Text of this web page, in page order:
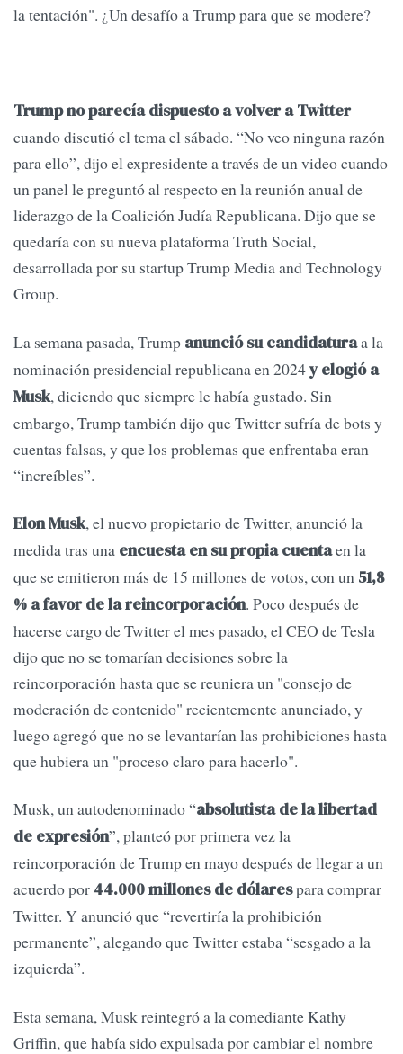
la tentación". ¿Un desafío a Trump para que se modere?
Trump no parecía dispuesto a volver a Twitter
cuando discutió el tema el sábado. “No veo ninguna razón
para ello”, dijo el expresidente a través de un video cuando
un panel le preguntó al respecto en la reunión anual de
liderazgo de la Coalición Judía Republicana. Dijo que se
quedaría con su nueva plataforma Truth Social,
desarrollada por su startup Trump Media and Technology
Group.
La semana pasada, Trump anunció su candidaturaa la
nominación presidencial republicana en 2024y elogió a
Musk, diciendo que siempre le había gustado. Sin
embargo, Trump también dijo que Twitter sufría de bots y
cuentas falsas, y que los problemas que enfrentaba eran
“increíbles”.
Elon Musk, el nuevo propietario de Twitter, anunció la
medida tras una encuesta en su propia cuentaen la
que se emitieron más de 15 millones de votos, con un 51,8
% a favor de la reincorporación. Poco después de
hacerse cargo de Twitter el mes pasado, el CEO de Tesla
dijo que no se tomarían decisiones sobre la
reincorporación hasta que se reuniera un "consejo de
moderación de contenido" recientemente anunciado, y
luego agregó que no se levantarían las prohibiciones hasta
que hubiera un "proceso claro para hacerlo".
Musk, un autodenominado “absolutista de la libertad
de expresión”, planteó por primera vez la
reincorporación de Trump en mayo después de llegar a un
acuerdo por 44.000 millones de dólarespara comprar
Twitter. Y anunció que “revertiría la prohibición
permanente”, alegando que Twitter estaba “sesgado a la
izquierda”.
Esta semana, Musk reintegró a la comediante Kathy
Griffin, que había sido expulsada por cambiar el nombre